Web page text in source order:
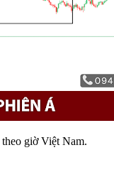
giờ Việt Nam.